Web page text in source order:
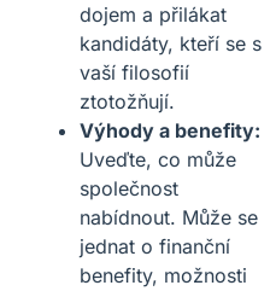
dojem a přilákat
kandidáty, kteří se s
vaší filosofií
ztotožňují.
Výhody a benefity:
Uveďte, co může
společnost
nabídnout. Může se
jednat o finanční
benefity, možnosti